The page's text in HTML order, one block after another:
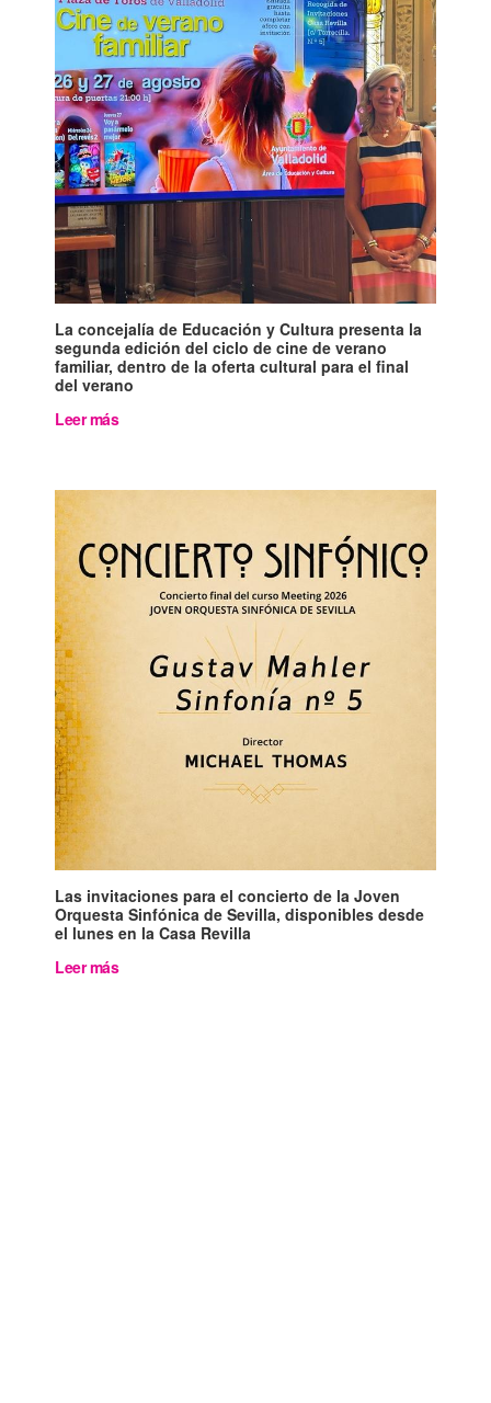
La concejalía de Educación y Cultura presenta la
segunda edición del ciclo de cine de verano
familiar, dentro de la oferta cultural para el final
del verano
Leer más
Las invitaciones para el concierto de la Joven
Orquesta Sinfónica de Sevilla, disponibles desde
el lunes en la Casa Revilla
Leer más